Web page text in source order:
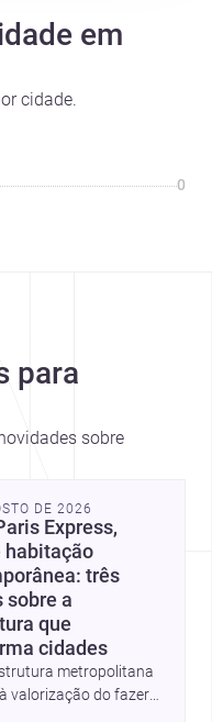
em
cidade.
0
para
sobre
DE 2026
Express,
habitação
três
sobre a
que
cidades
metropolitana
valorização do fazer
à casa elevada da